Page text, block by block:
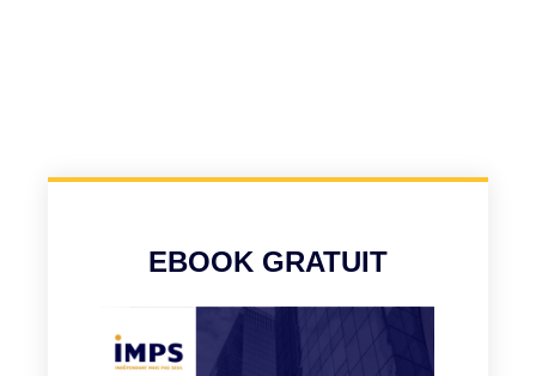
EBOOK GRATUIT